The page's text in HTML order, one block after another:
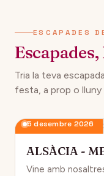
ESCAPADES
Tria la teva
festa, a prop o lluny
5 desembre 2026
ALSÀCIA -
Vine amb